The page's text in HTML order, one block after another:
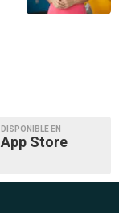
DISPONIBLE EN
App Store